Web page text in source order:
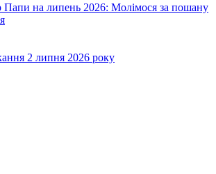
на липень 2026: Молімося за пошану
2 липня 2026 року